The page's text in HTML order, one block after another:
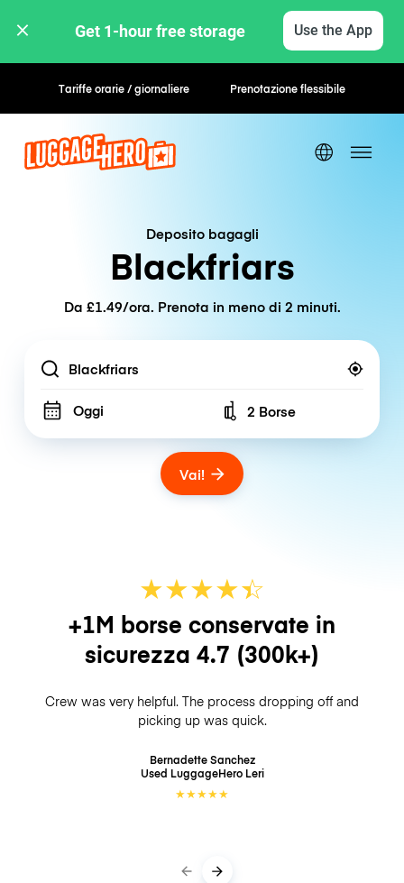
Get 1-hour free storage Use the App
Tariffe orarie / giornaliere Prenotazione flessibile
Deposito bagagli
Blackfriars
Da £1.49/ora. Prenota in meno di 2 minuti.
Location
Oggi Number of bags
2 Borse
Vai!
★★★★☆
★
+1M borse conservate in
sicurezza 4.7 (300k+)
Crew was very helpful. The process dropping off and
picking up was quick.
Bernadette Sanchez
Used LuggageHero Leri
★★★★★